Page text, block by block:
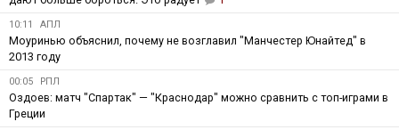
10:11 АПЛ
Моуринью объяснил, почему не возглавил "Манчестер Юнайтед" в
2013 году
00:05 РПЛ
Оздоев: матч "Спартак" — "Краснодар" можно сравнить с топ-играми в
Греции